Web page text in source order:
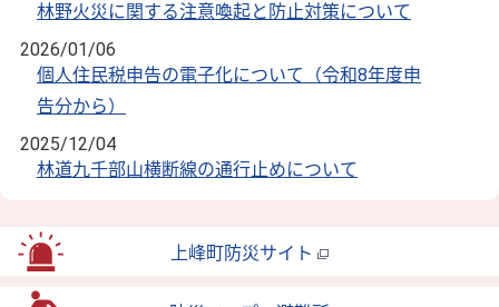
林野火災に関する注意喚起と防止対策について
2026/01/06
個人住民税申告の電子化について（令和8年度申
告分から）
2025/12/04
林道九千部山横断線の通行止めについて
上峰町防災サイト